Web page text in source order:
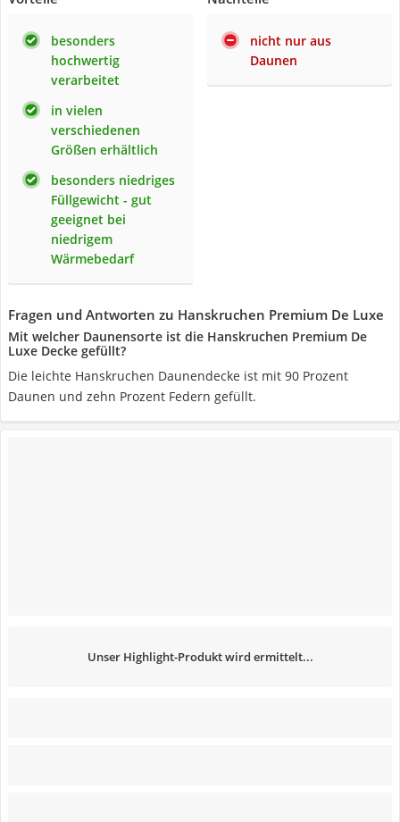
besonders
hochwertig
verarbeitet
in vielen
verschiedenen
Größen erhältlich
besonders niedriges
Füllgewicht - gut
geeignet bei
niedrigem
Wärmebedarf
nicht nur aus
Daunen
Fragen und Antworten zu Hanskruchen Premium De Luxe
Mit welcher Daunensorte ist die Hanskruchen Premium De
Luxe Decke gefüllt?
Die leichte Hanskruchen Daunendecke ist mit 90 Prozent
Daunen und zehn Prozent Federn gefüllt.
Unser Highlight-Produkt wird ermittelt...